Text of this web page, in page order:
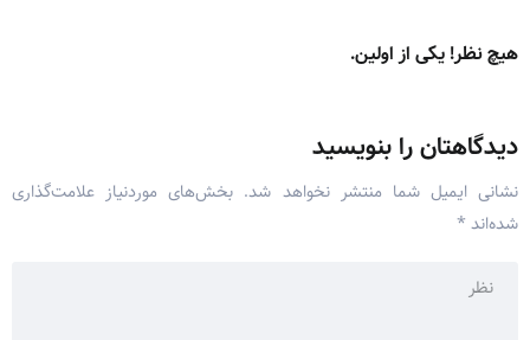
هیچ نظر! یکی از اولین.
دیدگاهتان را بنویسید
نشانی ایمیل شما منتشر نخواهد شد. بخش‌های موردنیاز علامت‌گذاری
شده‌اند *